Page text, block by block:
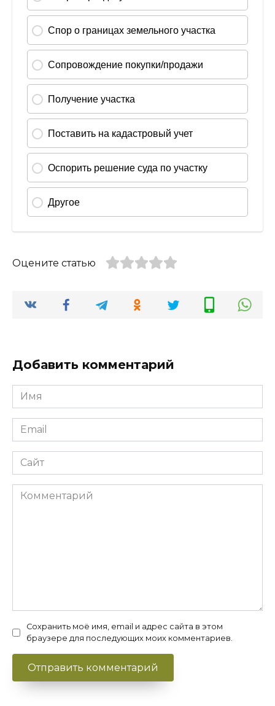
Оцените статью
Добавить комментарий
Имя
*
Email
*
Сайт
Комментарий
Сохранить моё имя, email и адрес сайта в этом
браузере для последующих моих комментариев.